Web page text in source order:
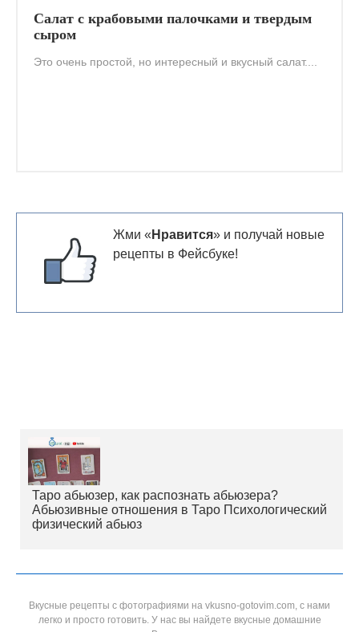
Салат с крабовыми палочками и твердым
сыром
Это очень простой, но интересный и вкусный салат....
Жми « Нравится» и получай новые
рецепты в Фейсбуке!
Таро абьюзер, как распознать абьюзера?
Абьюзивные отношения в Таро Психологический
физический абьюз
Вкусные рецепты с фотографиями на vkusno-gotovim.com, с нами
легко и просто готовить. У нас вы найдете вкусные домашние